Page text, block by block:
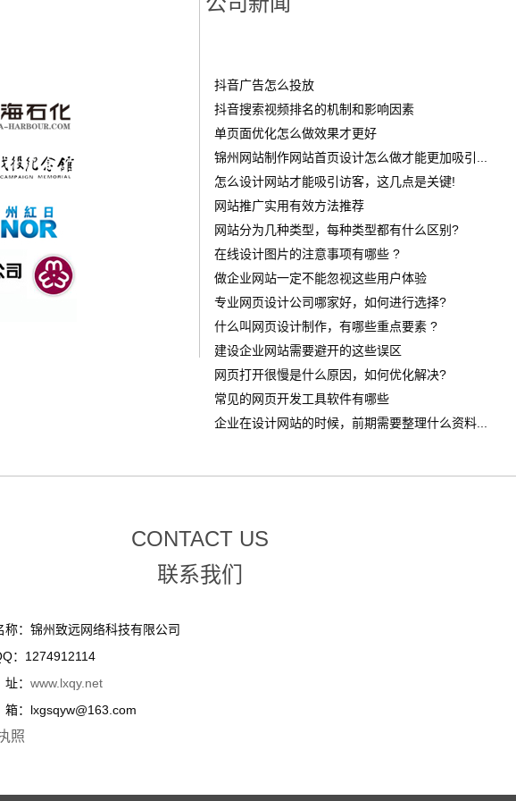
抖音广告怎么投放
‌抖音搜索视频排名的机制和影响因素
单页面优化怎么做效果才更好
锦州网站制作网站首页设计怎么做才能更加吸引...
怎么设计网站才能吸引访客，这几点是关键!
网站推广实用有效方法推荐
网站分为几种类型，每种类型都有什么区别?
在线设计图片的注意事项有哪些 ?
做企业网站一定不能忽视这些用户体验
专业网页设计公司哪家好，如何进行选择?
什么叫网页设计制作，有哪些重点要素 ?
建设企业网站需要避开的这些误区
网页打开很慢是什么原因，如何优化解决?
常见的网页开发工具软件有哪些
企业在设计网站的时候，前期需要整理什么资料...
CONTACT US
联系我们
称：锦州致远网络科技有限公司
：1274912114
： www.lxqy.net
lxgsqyw@163.com
照